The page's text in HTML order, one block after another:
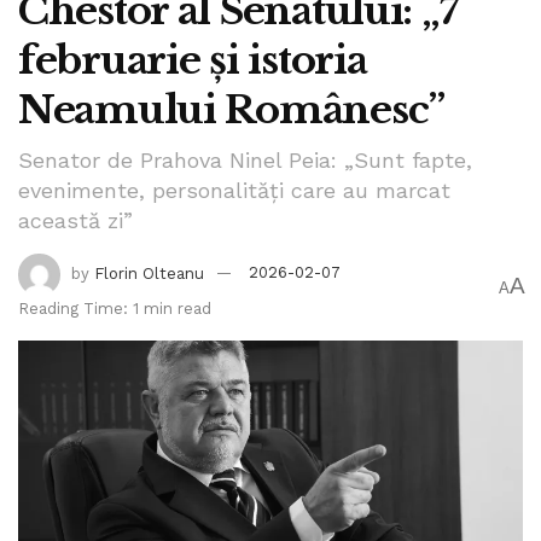
Chestor al Senatului: „7
februarie și istoria
Neamului Românesc”
Senator de Prahova Ninel Peia: „Sunt fapte,
evenimente, personalități care au marcat
această zi”
by Florin Olteanu
2026-02-07
Reading Time: 1 min read
AA